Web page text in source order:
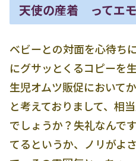
天使の産着 ってエ
ベビーとの対面を心待ち
にグサッとくるコピーを
生児オムツ販促において
と考えておりまして、相
でしょうか？失礼なんで
てるというか、ノリがよ